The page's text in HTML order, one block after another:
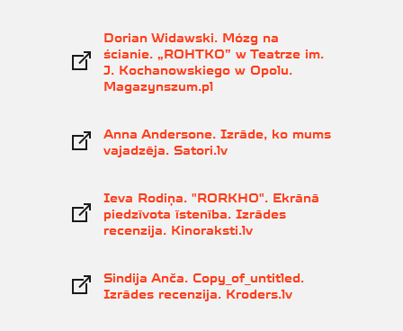
Dorian Widawski. Mózg na
ścianie. „ROHTKO” w Teatrze im.
J. Kochanowskiego w Opolu.
Magazynszum.pl
Anna Andersone. Izrāde, ko mums
vajadzēja. Satori.lv
Ieva Rodiņa. "RORKHO". Ekrānā
piedzīvota īstenība. Izrādes
recenzija. Kinoraksti.lv
Sindija Anča. Copy_of_untitled.
Izrādes recenzija. Kroders.lv